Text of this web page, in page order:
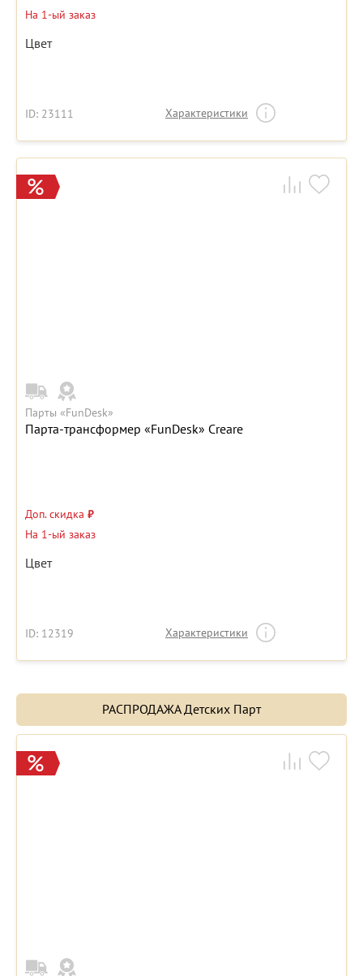
На 1-ый заказ
Цвет
ID: 23111 Характеристики
Парты «FunDesk»
Парта-трансформер «FunDesk» Creare
Доп. скидка ₽
На 1-ый заказ
Цвет
ID: 12319 Характеристики
РАСПРОДАЖА Детских Парт